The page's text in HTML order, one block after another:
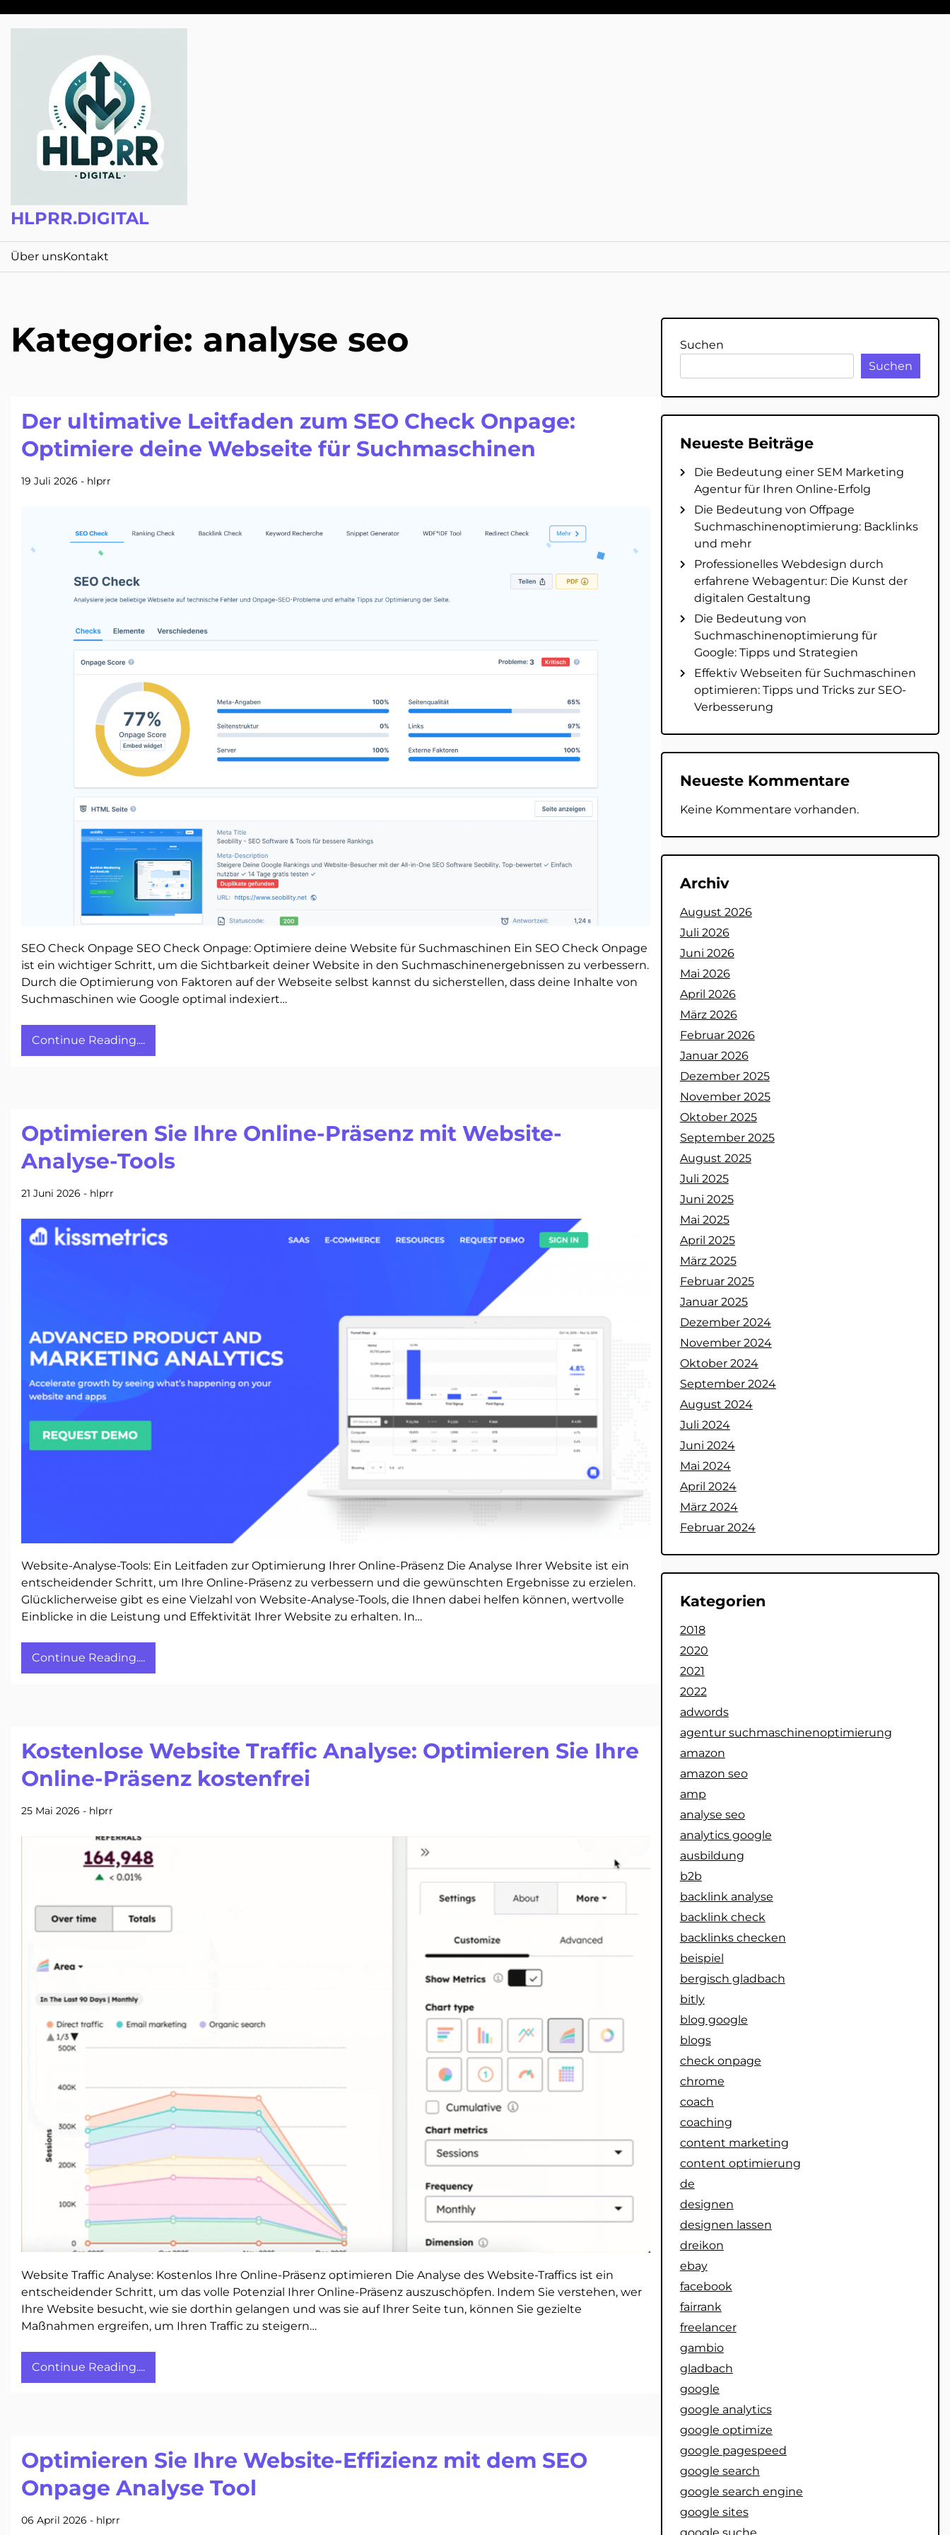
HLPRR.DIGITAL
Über unsKontakt
Kategorie: analyse seo
Der ultimative Leitfaden zum SEO Check Onpage:
Optimiere deine Webseite für Suchmaschinen
19 Juli 2026 - hlprr
SEO Check Onpage SEO Check Onpage: Optimiere deine Website für Suchmaschinen Ein SEO Check Onpage
ist ein wichtiger Schritt, um die Sichtbarkeit deiner Website in den Suchmaschinenergebnissen zu verbessern.
Durch die Optimierung von Faktoren auf der Webseite selbst kannst du sicherstellen, dass deine Inhalte von
Suchmaschinen wie Google optimal indexiert…
Continue Reading....
Optimieren Sie Ihre Online-Präsenz mit Website-
Analyse-Tools
21 Juni 2026 - hlprr
Website-Analyse-Tools: Ein Leitfaden zur Optimierung Ihrer Online-Präsenz Die Analyse Ihrer Website ist ein
entscheidender Schritt, um Ihre Online-Präsenz zu verbessern und die gewünschten Ergebnisse zu erzielen.
Glücklicherweise gibt es eine Vielzahl von Website-Analyse-Tools, die Ihnen dabei helfen können, wertvolle
Einblicke in die Leistung und Effektivität Ihrer Website zu erhalten. In…
Continue Reading....
Kostenlose Website Traffic Analyse: Optimieren Sie Ihre
Online-Präsenz kostenfrei
25 Mai 2026 - hlprr
Website Traffic Analyse: Kostenlos Ihre Online-Präsenz optimieren Die Analyse des Website-Traffics ist ein
entscheidender Schritt, um das volle Potenzial Ihrer Online-Präsenz auszuschöpfen. Indem Sie verstehen, wer
Ihre Website besucht, wie sie dorthin gelangen und was sie auf Ihrer Seite tun, können Sie gezielte
Maßnahmen ergreifen, um Ihren Traffic zu steigern…
Continue Reading....
Optimieren Sie Ihre Website-Effizienz mit dem SEO
Onpage Analyse Tool
06 April 2026 - hlprr
Suchen
Suchen
Neueste Beiträge
Die Bedeutung einer SEM Marketing
Agentur für Ihren Online-Erfolg
Die Bedeutung von Offpage
Suchmaschinenoptimierung: Backlinks
und mehr
Professionelles Webdesign durch
erfahrene Webagentur: Die Kunst der
digitalen Gestaltung
Die Bedeutung von
Suchmaschinenoptimierung für
Google: Tipps und Strategien
Effektiv Webseiten für Suchmaschinen
optimieren: Tipps und Tricks zur SEO-
Verbesserung
Neueste Kommentare
Keine Kommentare vorhanden.
Archiv
August 2026
Juli 2026
Juni 2026
Mai 2026
April 2026
März 2026
Februar 2026
Januar 2026
Dezember 2025
November 2025
Oktober 2025
September 2025
August 2025
Juli 2025
Juni 2025
Mai 2025
April 2025
März 2025
Februar 2025
Januar 2025
Dezember 2024
November 2024
Oktober 2024
September 2024
August 2024
Juli 2024
Juni 2024
Mai 2024
April 2024
März 2024
Februar 2024
Kategorien
2018
2020
2021
2022
adwords
agentur suchmaschinenoptimierung
amazon
amazon seo
amp
analyse seo
analytics google
ausbildung
b2b
backlink analyse
backlink check
backlinks checken
beispiel
bergisch gladbach
bitly
blog google
blogs
check onpage
chrome
coach
coaching
content marketing
content optimierung
de
designen
designen lassen
dreikon
ebay
facebook
fairrank
freelancer
gambio
gladbach
google
google analytics
google optimize
google pagespeed
google search
google search engine
google sites